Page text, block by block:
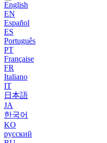
English
EN
Español
ES
Português
PT
Française
FR
Italiano
IT
日本語
JA
한국어
KO
русский